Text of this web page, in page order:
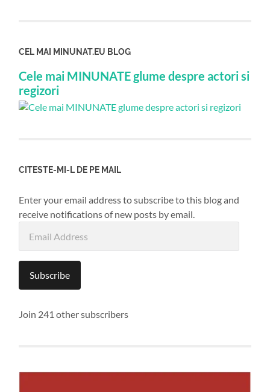
CEL MAI MINUNAT.EU BLOG
Cele mai MINUNATE glume despre actori si
regizori
CITESTE-MI-L DE PE MAIL
Enter your email address to subscribe to this blog and
receive notifications of new posts by email.
Address
Subscribe
Join 241 other subscribers